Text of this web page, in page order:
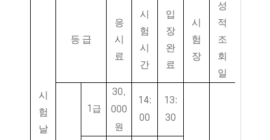
시
험
날
등 급
응
시
료
시
험
시
간
입
장
완
료
시
험
장
성
적
조
회
일
1 급
30,
000
원
14:
00
13:
30